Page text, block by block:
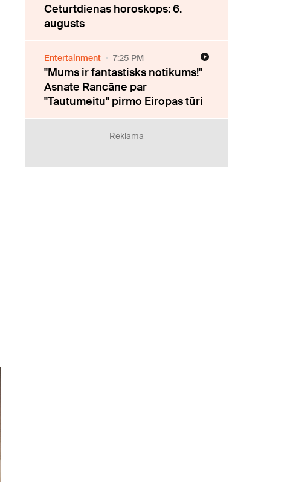
Ceturtdienas horoskops: 6.
augusts
Entertainment 7:25 PM
"Mums ir fantastisks notikums!"
Asnate Rancāne par
"Tautumeitu" pirmo Eiropas tūri
Reklāma